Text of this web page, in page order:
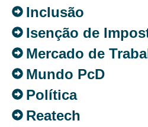
Inclusão
Isenção de
Mercado de
Mundo PcD
Política
Reatech